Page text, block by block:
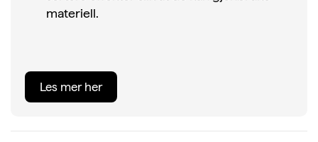
materiell.
Les mer her